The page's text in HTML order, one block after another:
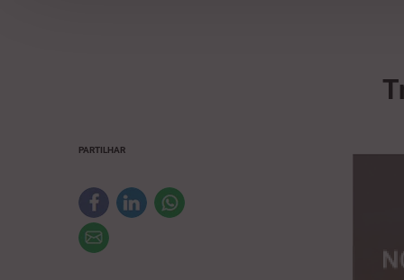
PARTILHAR